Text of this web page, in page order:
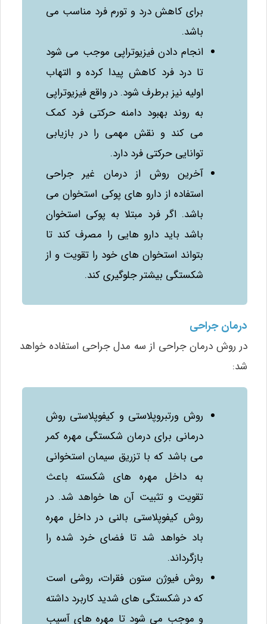
برای کاهش درد و تورم فرد مناسب می‌
باشد.
انجام دادن فیزیوتراپی موجب می‌ شود
تا درد فرد کاهش پیدا کرده و التهاب
اولیه نیز برطرف شود. در واقع فیزیوتراپی
به روند بهبود دامنه حرکتی فرد کمک
می‌ کند و نقش مهمی را در بازیابی
توانایی حرکتی فرد دارد.
آخرین روش از درمان غیر جراحی
استفاده از دارو های پوکی استخوان می‌
باشد. اگر فرد مبتلا به پوکی استخوان
باشد باید دارو هایی را مصرف کند تا
بتواند استخوان‌ های خود را تقویت و از
شکستگی بیشتر جلوگیری کند.
درمان جراحی
در روش درمان جراحی از سه مدل جراحی استفاده خواهد
شد:
روش ورتبروپلاستی و کیفوپلاستی روش
درمانی برای درمان شکستگی مهره کمر
می‌ باشد که با تزریق سیمان استخوانی
به داخل مهره‌ های شکسته باعث
تقویت و تثبیت آن ها خواهد شد. در
روش کیفوپلاستی بالنی در داخل مهره
باد خواهد شد تا فضای خرد شده را
بازگرداند.
روش فیوژن ستون فقرات، روشی است
که در شکستگی‌ های شدید کاربرد داشته
و موجب می‌ شود تا مهره‌ های آسیب